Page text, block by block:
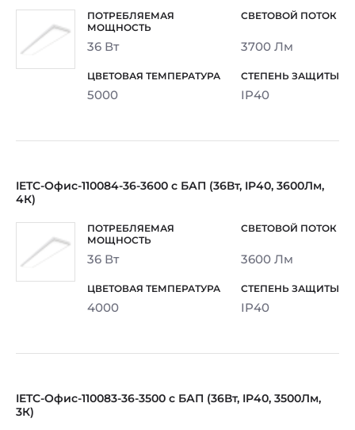
36 Вт 3700 Лм
5000 IP40
IETC-Офис-110084-36-3600 с БАП (36Вт, IP40, 3600Лм,
4К)
36 Вт 3600 Лм
4000 IP40
IETC-Офис-110083-36-3500 с БАП (36Вт, IP40, 3500Лм,
3К)